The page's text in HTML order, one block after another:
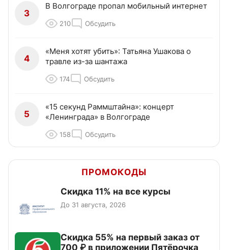
3
В Волгограде пропал мобильный интернет
210 Обсудить
4
«Меня хотят убить»: Татьяна Ушакова о
травле из-за шантажа
174 Обсудить
5
«15 секунд Раммштайна»: концерт
«Ленинграда» в Волгограде
158 Обсудить
ПРОМОКОДЫ
Скидка 11% на все курсы
До 31 августа, 2026
Скидка 55% на первый заказ от
700 ₽ в приложении Пятёрочка